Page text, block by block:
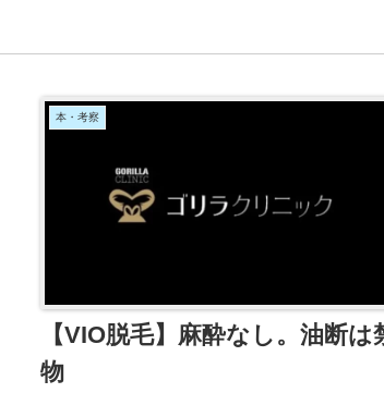
本・考察
【VIO脱毛】麻酔なし。油断は
物